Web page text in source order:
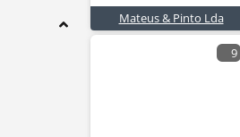
Mateus & Pinto Lda
9